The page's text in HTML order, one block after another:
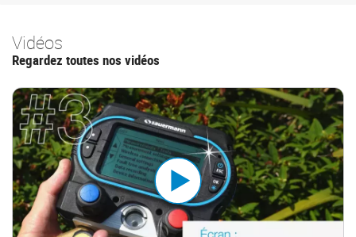
Vidéos
Regardez toutes nos vidéos